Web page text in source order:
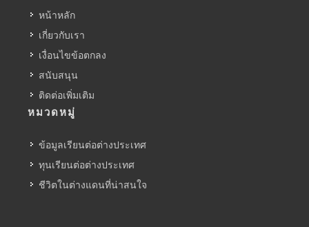
หน้าหลัก
เกี่ยวกับเรา
เงื่อนไขข้อตกลง
สนับสนุน
ติดต่อเพิ่มเติม
หมวดหมู่
ข้อมูลเรียนต่อต่างประเทศ
ทุนเรียนต่อต่างประเทศ
ชีวิตในต่างแดนที่น่าสนใจ